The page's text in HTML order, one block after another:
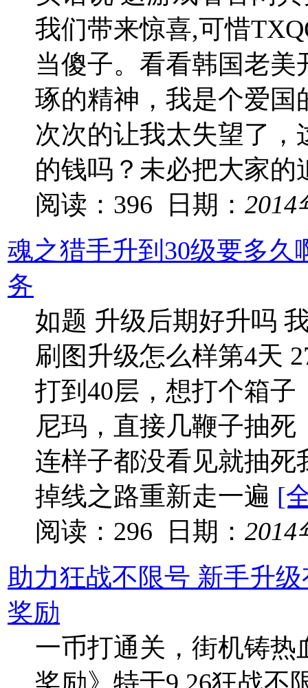
我们带来惊喜,可惜
当傻子。看看韩国老
琢的精神，我是个爱国
次次的让我太失望了
的钱吗？未必把大家
阅读：396 日期： 2014
魂之猎手升到30级要多久
务
如题 升级后期好升吗
刷图升级怎么样第4天
打到40层，想打个箱
尼玛，直接几鞭子抽
连样子都没看见就抽
掉线之路重新走一遍 [
阅读：296 日期： 2014
助力狂战不限号 新手升
奖励
一币打通关，街机铸